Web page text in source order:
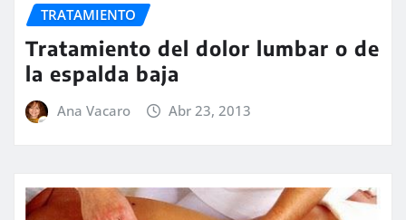
TRATAMIENTO
Tratamiento del dolor lumbar o de
la espalda baja
Ana Vacaro Abr 23, 2013